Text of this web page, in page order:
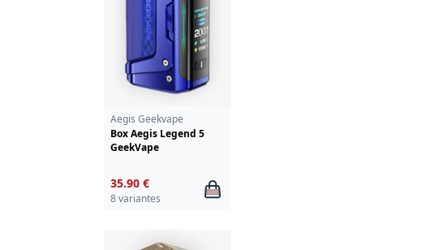
Aegis Geekvape
Box Aegis Legend 5
GeekVape
35.90 €
8 variantes